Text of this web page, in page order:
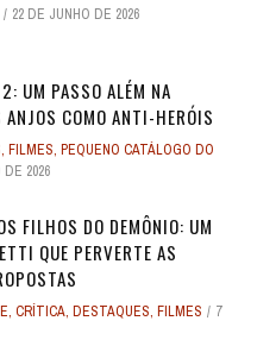
22 DE JUNHO DE 2026
UM PASSO ALÉM NA
ANJOS COMO ANTI-HERÓIS
, FILMES, PEQUENO CATÁLOGO DO
2026
FILHOS DO DEMÔNIO: UM
QUE PERVERTE AS
, CRÍTICA, DESTAQUES, FILMES
7